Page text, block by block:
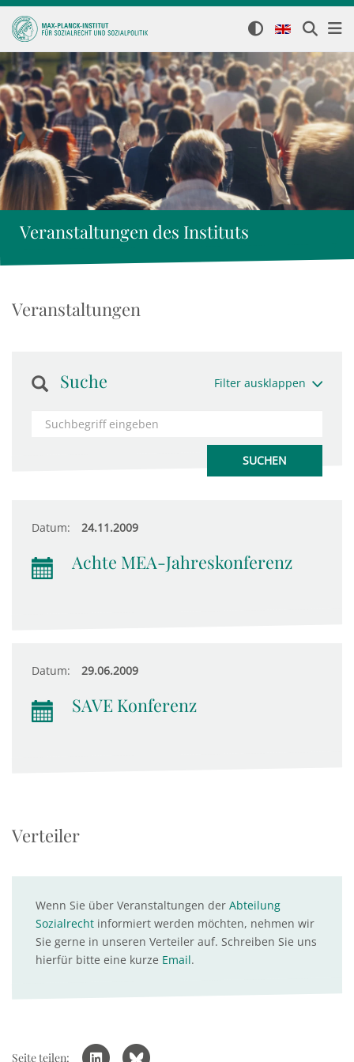
Veranstaltungen des Instituts
Veranstaltungen
Suche Filter ausklappen
Datum: 24.11.2009
Achte MEA-Jahreskonferenz
Datum: 29.06.2009
SAVE Konferenz
Verteiler
Wenn Sie über Veranstaltungen der Abteilung
Sozialrecht informiert werden möchten, nehmen wir
Sie gerne in unseren Verteiler auf. Schreiben Sie uns
hierfür bitte eine kurze Email.
Seite teilen: